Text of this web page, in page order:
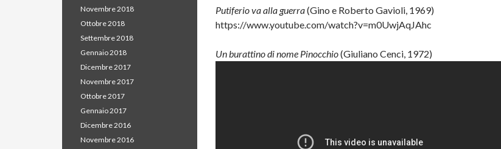
Putiferio va alla guerra(Gino e Roberto Gavioli, 1969)
https://www.youtube.com/watch?v=m0UwjAqJAhc
Un burattino di nome Pinocchio(Giuliano Cenci, 1972)
Novembre 2018
Ottobre 2018
Settembre 2018
Gennaio 2018
Dicembre 2017
Novembre 2017
Ottobre 2017
Gennaio 2017
Dicembre 2016
Novembre 2016